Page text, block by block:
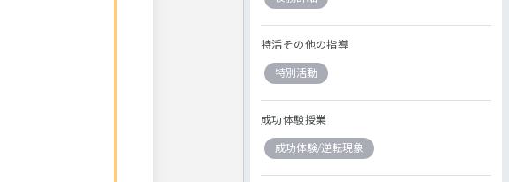
特活その他の指導
特別活動
成功体験授業
成功体験/逆転現象